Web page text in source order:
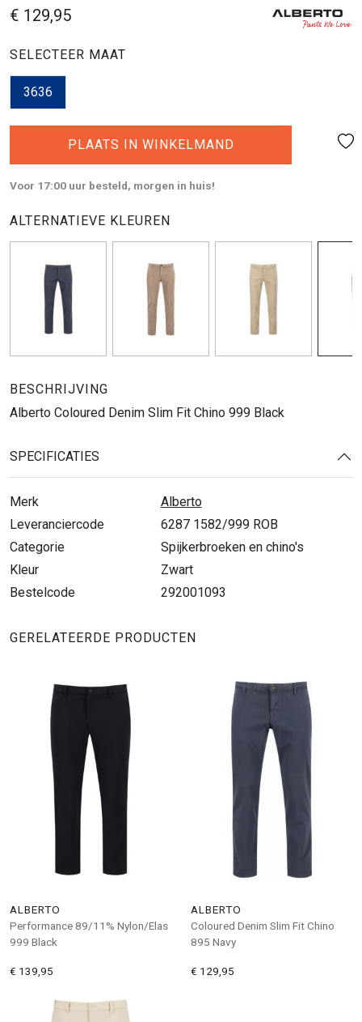
€ 129,95
SELECTEER MAAT
3636
PLAATS IN WINKELMAND
Voor 17:00 uur besteld, morgen in huis!
ALTERNATIEVE KLEUREN
BESCHRIJVING
Alberto Coloured Denim Slim Fit Chino 999 Black
SPECIFICATIES
Merk
Alberto
Leveranciercode
6287 1582/999 ROB
Categorie
Spijkerbroeken en chino's
Kleur
Zwart
Bestelcode
292001093
GERELATEERDE PRODUCTEN
ALBERTO
Performance 89/11% Nylon/Elas
999 Black
€ 139,95
ALBERTO
Coloured Denim Slim Fit Chino
895 Navy
€ 129,95